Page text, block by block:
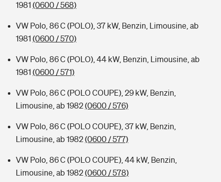
1981 (0600 / 568)
VW Polo, 86 C (POLO), 37 kW, Benzin, Limousine, ab
1981 (0600 / 570)
VW Polo, 86 C (POLO), 44 kW, Benzin, Limousine, ab
1981 (0600 / 571)
VW Polo, 86 C (POLO COUPE), 29 kW, Benzin,
Limousine, ab 1982(0600 / 576)
VW Polo, 86 C (POLO COUPE), 37 kW, Benzin,
Limousine, ab 1982(0600 / 577)
VW Polo, 86 C (POLO COUPE), 44 kW, Benzin,
Limousine, ab 1982(0600 / 578)